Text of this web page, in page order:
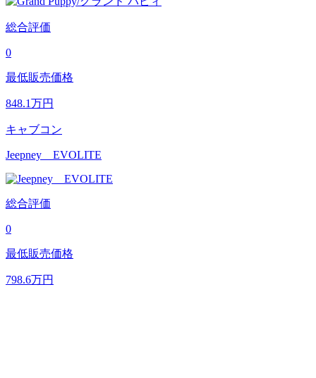
総合評価
0
最低販売価格
848.1万円
キャブコン
Jeepney EVOLITE
総合評価
0
最低販売価格
798.6万円